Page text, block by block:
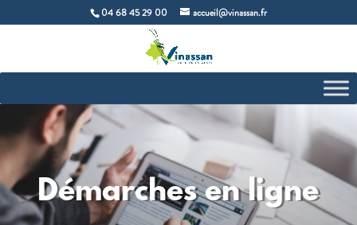
04 68 45 29 00 accueil@vinassan.fr
Démarches en ligne